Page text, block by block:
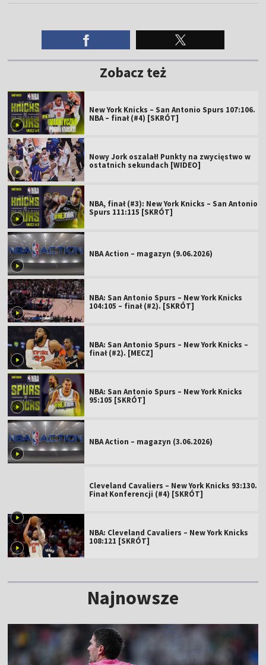
Zobacz też
New York Knicks – San Antonio Spurs 107:106.
NBA – finał (#4) [SKRÓT]
Nowy Jork oszalał! Punkty na zwycięstwo w
ostatnich sekundach [WIDEO]
NBA, finał (#3): New York Knicks – San Antonio
Spurs 111:115 [SKRÓT]
NBA Action – magazyn (9.06.2026)
NBA: San Antonio Spurs – New York Knicks
104:105 – finał (#2). [SKRÓT]
NBA: San Antonio Spurs – New York Knicks –
finał (#2). [MECZ]
NBA: San Antonio Spurs – New York Knicks
95:105 [SKRÓT]
NBA Action – magazyn (3.06.2026)
Cleveland Cavaliers – New York Knicks 93:130.
Finał Konferencji (#4) [SKRÓT]
NBA: Cleveland Cavaliers – New York Knicks
108:121 [SKRÓT]
Najnowsze